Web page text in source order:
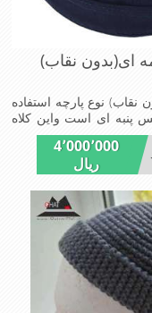
ای(بدون نقاب)
نوع پارچه استفاده
پنبه ای است واین کلاه
کلاهی که افرادخاص می
افراد خوش پوش جنس
سبکی,خوش فرمی
4٬000٬000
ریال